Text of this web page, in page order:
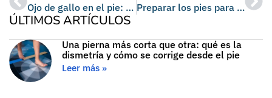
Ojo de gallo en el pie: qué es, cómo quitarlo y prevenir que vuelva Preparar los pies para una media maratón: guía práctica (antes, durante y después)
ÚLTIMOS ARTÍCULOS
Una pierna más corta que otra: qué es la
dismetría y cómo se corrige desde el pie
Leer más »